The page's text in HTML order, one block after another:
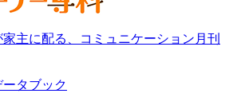
主に配る、コミュニケーション月刊